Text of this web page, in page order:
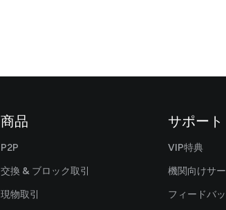
商品
P2P
交換 & ブロック取引
現物取引
サポート
VIP特典
機関向けサ
フィードバ